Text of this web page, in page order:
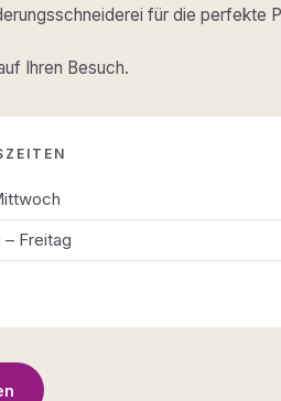
für die perfekte
Ihren Besuch.
– Freitag